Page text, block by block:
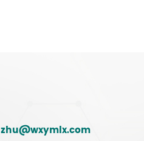
zhu@wxymlx.com